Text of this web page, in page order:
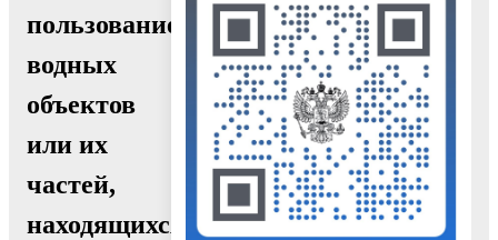
пользование
водных
объектов
или их
частей,
находящихся